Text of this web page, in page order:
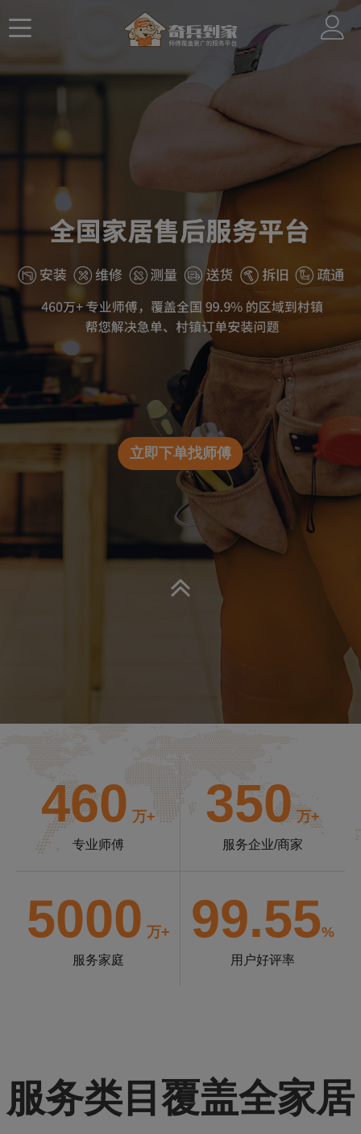
立即下单找师傅
460 万+
专业师傅
350万+
服务企业/商家
5000 万+
服务家庭
99.55%
用户好评率
服务类目覆盖全家居